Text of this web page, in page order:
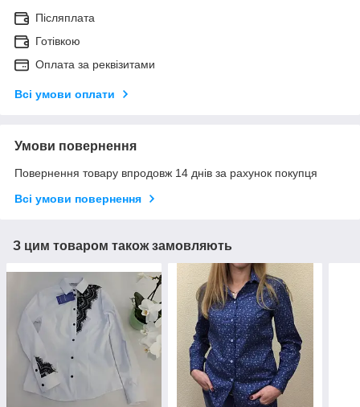
Післяплата
Готівкою
Оплата за реквізитами
Всі умови оплати
Умови повернення
Повернення товару впродовж 14 днів за рахунок покупця
Всі умови повернення
З цим товаром також замовляють